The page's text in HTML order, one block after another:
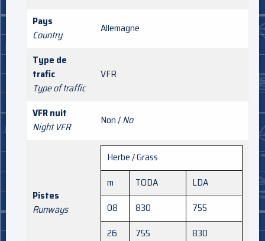
Pays
Country
Allemagne
Type de
trafic
Type of traffic
VFR
VFR nuit
Night VFR
Non /No
Pistes
Runways
Herbe / Grass
m
TODA
LDA
08
830
755
26
755 830